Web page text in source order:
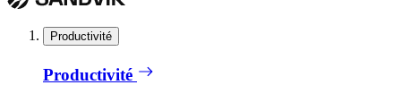
Productivité
Productivité